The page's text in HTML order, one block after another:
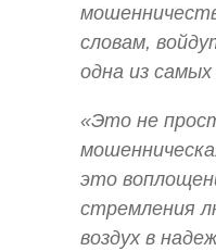
словам,
одна из
«Это не
это
стремления
воздух в